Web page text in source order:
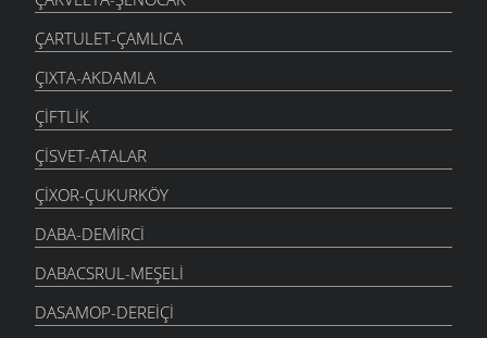
ÇARTULET-ÇAMLICA
ÇIXTA-AKDAMLA
ÇIFTLIK
ÇISVET-ATALAR
ÇIXOR-ÇUKURKÖY
DABA-DEMIRCI
DABACSRUL-MEŞELI
DASAMOP-DEREIÇI